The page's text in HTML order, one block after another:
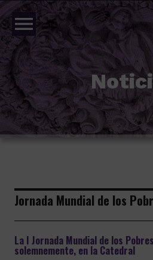
menu
Jornada Mundial de los
La I Jornada Mundial de los
solemnemente, en la Catedral